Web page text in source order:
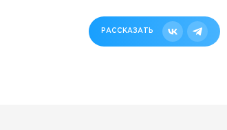
РАССКАЗАТЬ